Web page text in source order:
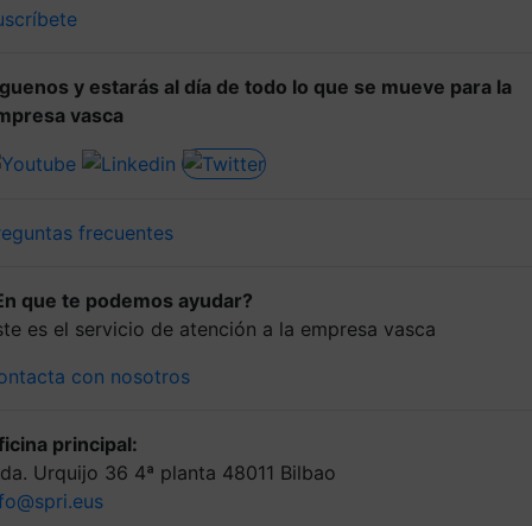
y estarás al día de todo lo que se mueve para la
vasca
frecuentes
que te podemos ayudar?
es el servicio de atención a la empresa vasca
con nosotros
principal:
Urquijo 36 4ª planta 48011 Bilbao